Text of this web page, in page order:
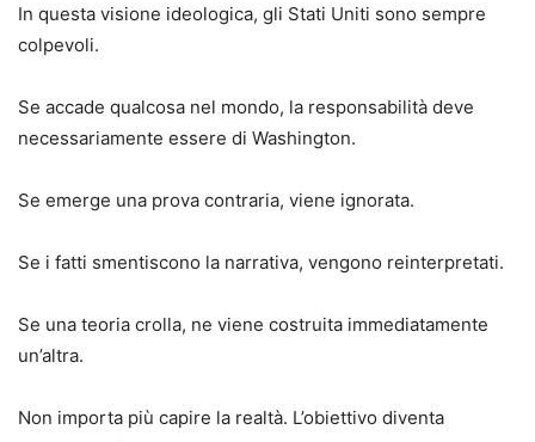
In questa visione ideologica, gli Stati Uniti sono sempre
colpevoli.
Se accade qualcosa nel mondo, la responsabilità deve
necessariamente essere di Washington.
Se emerge una prova contraria, viene ignorata.
Se i fatti smentiscono la narrativa, vengono reinterpretati.
Se una teoria crolla, ne viene costruita immediatamente
un’altra.
Non importa più capire la realtà. L’obiettivo diventa